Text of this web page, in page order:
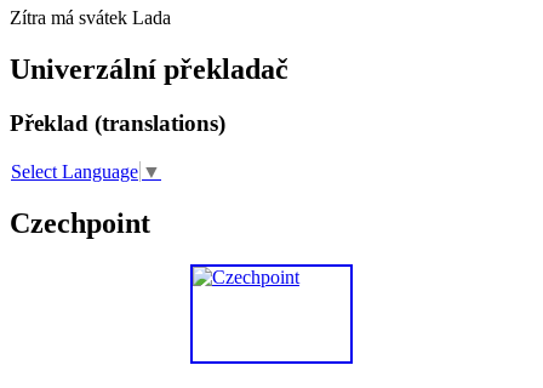
Zítra má svátek Lada
Univerzální překladač
Překlad (translations)
Select Language ▼
Czechpoint